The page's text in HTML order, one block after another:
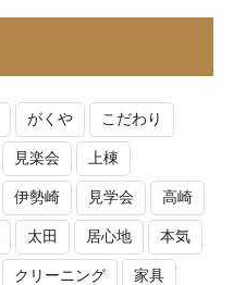
がくや こだわり
見楽会 上棟
伊勢崎 見学会 高崎
太田 居心地 本気
クリーニング 家具